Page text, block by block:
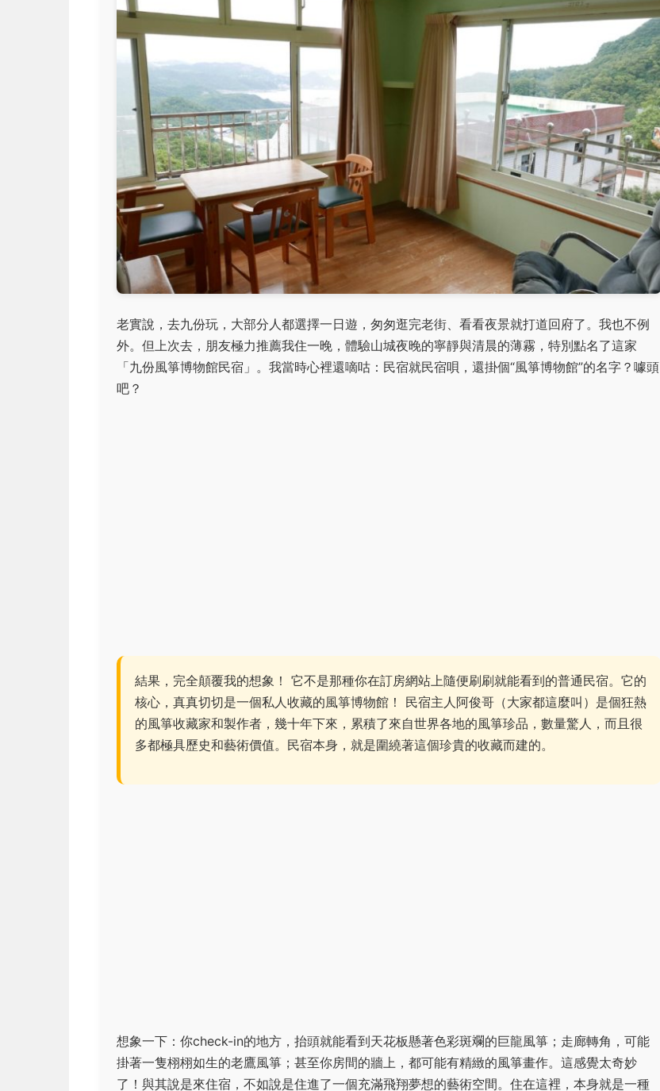
老實說，去九份玩，大部分人都選擇一日遊，匆匆逛完老街、看看夜景就打道回府了。我也不例
外。但上次去，朋友極力推薦我住一晚，體驗山城夜晚的寧靜與清晨的薄霧，特別點名了這家
「九份風箏博物館民宿」。我當時心裡還嘀咕：民宿就民宿唄，還掛個“風箏博物館”的名字？噱頭
吧？
結果，完全顛覆我的想象！ 它不是那種你在訂房網站上隨便刷刷就能看到的普通民宿。它的
核心，真真切切是一個私人收藏的風箏博物館！ 民宿主人阿俊哥（大家都這麼叫）是個狂熱
的風箏收藏家和製作者，幾十年下來，累積了來自世界各地的風箏珍品，數量驚人，而且很
多都極具歷史和藝術價值。民宿本身，就是圍繞著這個珍貴的收藏而建的。
想象一下：你check-in的地方，抬頭就能看到天花板懸著色彩斑斕的巨龍風箏；走廊轉角，可能
掛著一隻栩栩如生的老鷹風箏；甚至你房間的牆上，都可能有精緻的風箏畫作。這感覺太奇妙
了！與其說是來住宿，不如說是住進了一個充滿飛翔夢想的藝術空間。住在這裡，本身就是一種